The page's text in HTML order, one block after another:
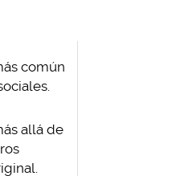
común
allá de